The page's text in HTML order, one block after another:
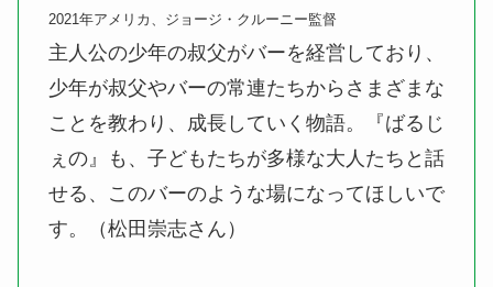
2021年アメリカ、ジョージ・クルーニー監督
主人公の少年の叔父がバーを経営しており、
少年が叔父やバーの常連たちからさまざまな
ことを教わり、成長していく物語。『ばるじ
ぇの』も、子どもたちが多様な大人たちと話
せる、このバーのような場になってほしいで
す。（松田崇志さん）